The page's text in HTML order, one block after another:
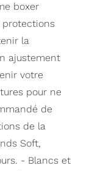
boxer
protections
la
ajustement
votre
pour ne
de
de la
Soft,
- Blancs et